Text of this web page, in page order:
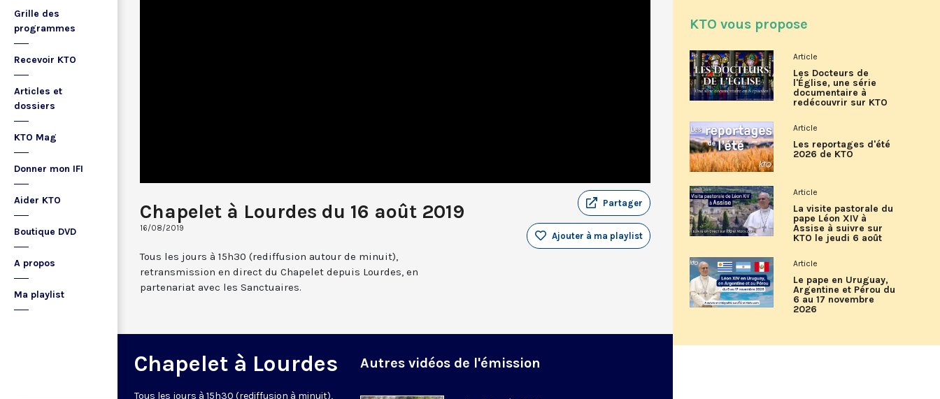
Grille des
programmes
Recevoir KTO
Articles et
dossiers
KTO Mag
Donner mon IFI
Aider KTO
Boutique DVD
A propos
Ma playlist
Chapelet à Lourdes du 16 août 2019
16/08/2019
Partager
Ajouter à ma playlist
Tous les jours à 15h30 (rediffusion autour de minuit),
retransmission en direct du Chapelet depuis Lourdes, en
partenariat avec les Sanctuaires.
Chapelet à Lourdes
Tous les jours à 15h30 (rediffusion à minuit),
Autres vidéos de l'émission
KTO vous propose
Article
Les Docteurs de
l'Église, une série
documentaire à
redécouvrir sur KTO
Article
Les reportages d'été
2026 de KTO
Article
La visite pastorale du
pape Léon XIV à
Assise à suivre sur
KTO le jeudi 6 août
Article
Le pape en Uruguay,
Argentine et Pérou du
6 au 17 novembre
2026